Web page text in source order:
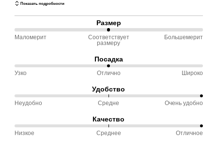
Показать подробности
Размер
50 %
и
размеру
Маломерит Соответствует
размеру
Большемерит
Посадка
50 %
Узко
Узко Отлично Широко
Удобство
100 %
Неудобно
Неудобно Средне Очень удобно
Качество
100 %
Низкое Среднее Отличное